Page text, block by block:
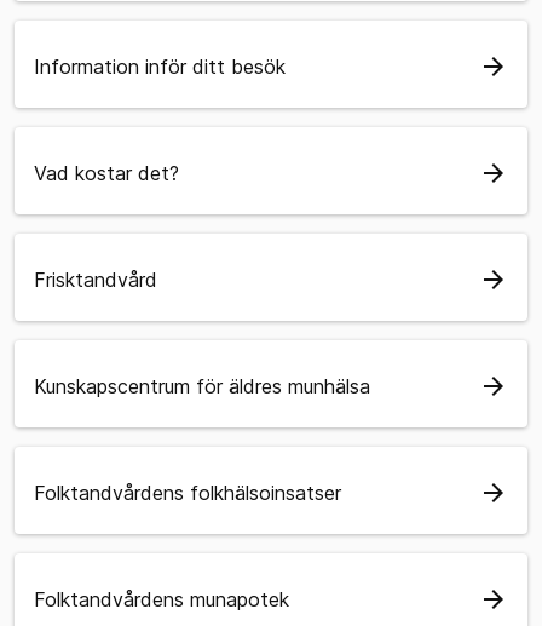
Information inför ditt besök arrow_forward
Vad kostar det? arrow_forward
Frisktandvård arrow_forward
Kunskapscentrum för äldres munhälsa arrow_forward
Folktandvårdens folkhälsoinsatser arrow_forward
Folktandvårdens munapotek arrow_forward